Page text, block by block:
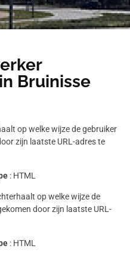
Bruinisse
op welke wijze de gebruiker
zijn laatste URL-adres te
: HTML
op welke wijze de
door zijn laatste URL-
: HTML